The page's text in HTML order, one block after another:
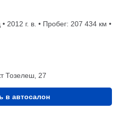
2012 г. в. • Пробег: 207 434 км •
Тозелеш, 27
в автосалон